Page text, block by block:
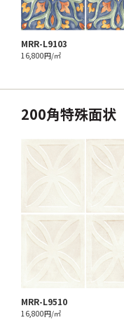
MRR-L9103
16,800円/㎡
200角特殊面状
MRR-L9510
16,800円/㎡